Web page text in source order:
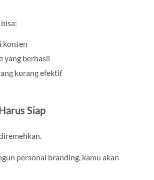
konten
yang berhasil
kurang efektif
Siap
personal branding, kamu akan